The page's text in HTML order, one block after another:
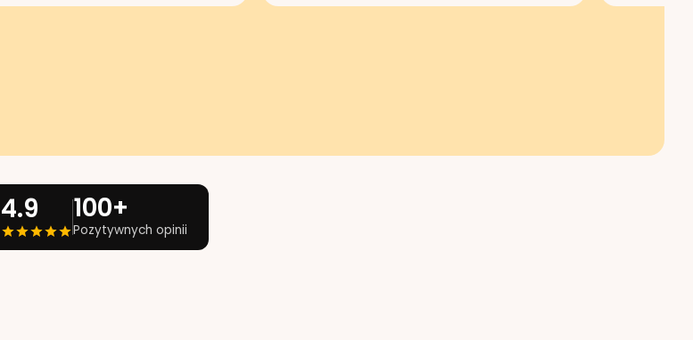
4.9 100+
Pozytywnych opinii